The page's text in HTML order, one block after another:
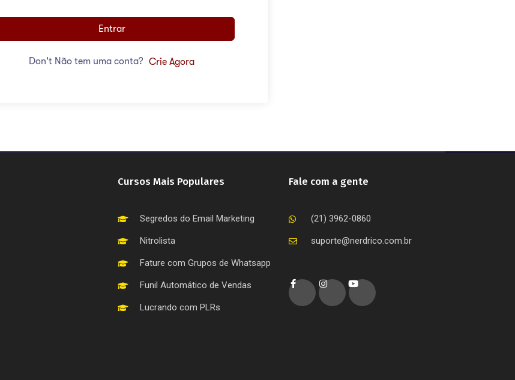
Entrar
Don't Não tem uma conta? Crie Agora
Cursos Mais Populares
Segredos do Email Marketing
Nitrolista
Fature com Grupos de Whatsapp
Funil Automático de Vendas
Lucrando com PLRs
Fale com a gente
(21) 3962-0860
suporte@nerdrico.com.br